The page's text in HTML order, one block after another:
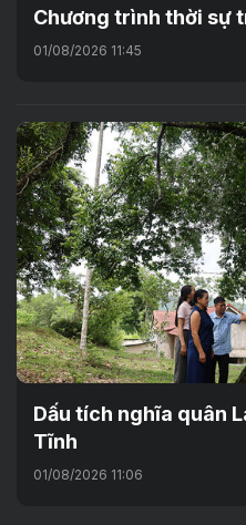
Chương trình thời sự
01/08/2026 11:45
Dấu tích nghĩa quân
Tĩnh
01/08/2026 11:06